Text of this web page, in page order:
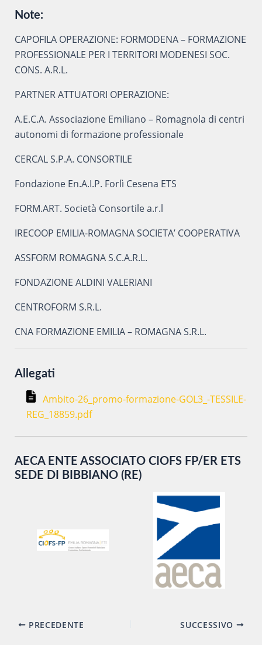
Note:
CAPOFILA OPERAZIONE: FORMODENA – FORMAZIONE
PROFESSIONALE PER I TERRITORI MODENESI SOC.
CONS. A.R.L.
PARTNER ATTUATORI OPERAZIONE:
A.E.C.A. Associazione Emiliano – Romagnola di centri
autonomi di formazione professionale
CERCAL S.P.A. CONSORTILE
Fondazione En.A.I.P. Forlì Cesena ETS
FORM.ART. Società Consortile a.r.l
IRECOOP EMILIA-ROMAGNA SOCIETA’ COOPERATIVA
ASSFORM ROMAGNA S.C.A.R.L.
FONDAZIONE ALDINI VALERIANI
CENTROFORM S.R.L.
CNA FORMAZIONE EMILIA – ROMAGNA S.R.L.
Allegati
Ambito-26_promo-formazione-GOL3_-TESSILE-
REG_18859.pdf
AECA ENTE ASSOCIATO CIOFS FP/ER ETS
SEDE DI BIBBIANO (RE)
Navigazione
PRECEDENTE SUCCESSIVO